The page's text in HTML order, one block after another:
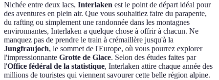
Nichée entre deux lacs, Interlaken est le point de départ idéal pour
des aventures en plein air. Que vous souhaitiez faire du parapente,
du rafting ou simplement une randonnée dans les montagnes
environnantes, Interlaken a quelque chose à offrir à chacun. Ne
manquez pas de prendre le train à crémaillère jusqu'à la
Jungfraujoch, le sommet de l'Europe, où vous pourrez explorer
l'impressionnante Grotte de Glace. Selon des études faites par
l'Office fédéral de la statistique, Interlaken attire chaque année des
millions de touristes qui viennent savourer cette belle région alpine.